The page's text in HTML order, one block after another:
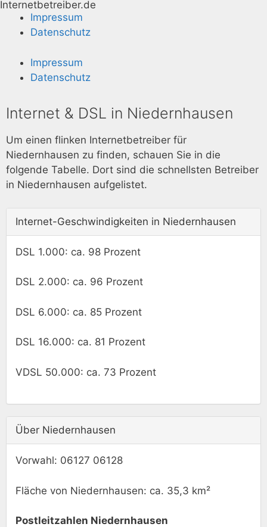
Internetbetreiber.de
Impressum
Datenschutz
Impressum
Datenschutz
Internet & DSL in Niedernhausen
Um einen flinken Internetbetreiber für
Niedernhausen zu finden, schauen Sie in die
folgende Tabelle. Dort sind die schnellsten Betreiber
in Niedernhausen aufgelistet.
Internet-Geschwindigkeiten in Niedernhausen
DSL 1.000: ca. 98 Prozent
DSL 2.000: ca. 96 Prozent
DSL 6.000: ca. 85 Prozent
DSL 16.000: ca. 81 Prozent
VDSL 50.000: ca. 73 Prozent
Über Niedernhausen
Vorwahl: 06127 06128
Fläche von Niedernhausen: ca. 35,3 km²
Postleitzahlen Niedernhausen